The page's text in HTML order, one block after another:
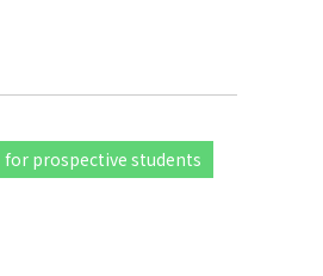
for prospective students